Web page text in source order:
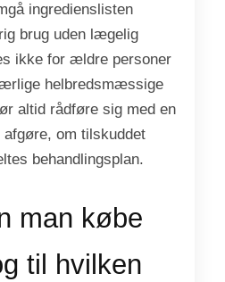
ingredienslisten
brug uden lægelig
ikke for ældre personer
helbredsmæssige
altid rådføre sig med en
om tilskuddet
behandlingsplan.
man købe
til hvilken